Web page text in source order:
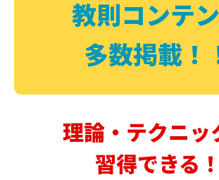
教則コンテ
多数掲載！
理論・テクニッ
習得できる！